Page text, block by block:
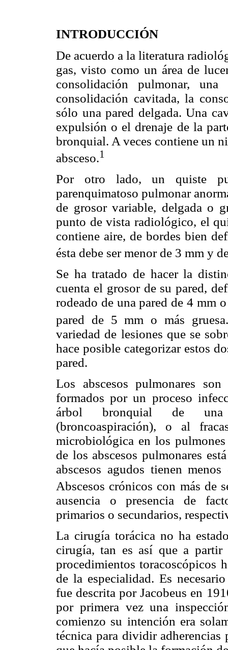
INTRODUCCIÓN
De acuerdo a la literatura
gas, visto como un área de
consolidación pulmonar,
consolidación cavitada, la
sólo una pared delgada. Una
expulsión o el drenaje de la
bronquial. A veces contiene un
absceso.1
Por otro lado, un quiste
parenquimatoso pulmonar
de grosor variable, delgada o
punto de vista radiológico, el
contiene aire, de bordes bien
ésta debe ser menor de 3 mm y
Se ha tratado de hacer la
cuenta el grosor de su pared,
rodeado de una pared de 4 mm
pared de 5 mm o más gruesa.
variedad de lesiones que se
hace posible categorizar estos
pared.
Los abscesos pulmonares son
formados por un proceso
árbol bronquial de una
(broncoaspiración), o al
microbiológica en los
de los abscesos pulmonares
abscesos agudos tienen
Abscesos crónicos con más de
ausencia o presencia de
primarios o secundarios,
La cirugía torácica no ha
cirugía, tan es así que a partir
procedimientos toracoscópicos
de la especialidad. Es
fue descrita por Jacobeus en
por primera vez una
comienzo su intención era
técnica para dividir adherencias